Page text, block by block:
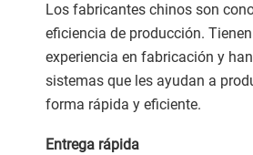
Los fabricantes chinos son
eficiencia de producción.
experiencia en fabricación y
sistemas que les ayudan a
forma rápida y eficiente.
Entrega rápida